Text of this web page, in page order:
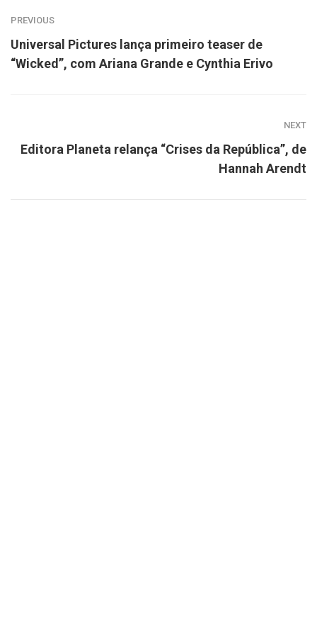
PREVIOUS
Universal Pictures lança primeiro teaser de
“Wicked”, com Ariana Grande e Cynthia Erivo
NEXT
Editora Planeta relança “Crises da República”, de
Hannah Arendt